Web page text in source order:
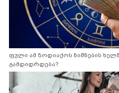
ფული ამ ზოდიაქოს ნიშნების
გამდიდრდება?